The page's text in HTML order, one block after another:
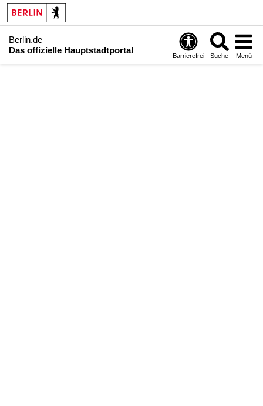
Berlin.de
Das offizielle Hauptstadtportal
Barrierefrei Suche Menü